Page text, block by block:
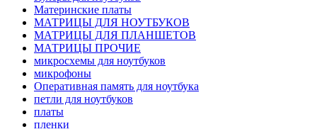
Материнские платы
МАТРИЦЫ ДЛЯ НОУТБУКОВ
МАТРИЦЫ ДЛЯ ПЛАНШЕТОВ
МАТРИЦЫ ПРОЧИЕ
микросхемы для ноутбуков
микрофоны
Оперативная память для ноутбука
петли для ноутбуков
платы
пленки